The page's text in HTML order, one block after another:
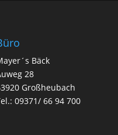
Bäck
28
Großheubach
09371/ 66 94 700